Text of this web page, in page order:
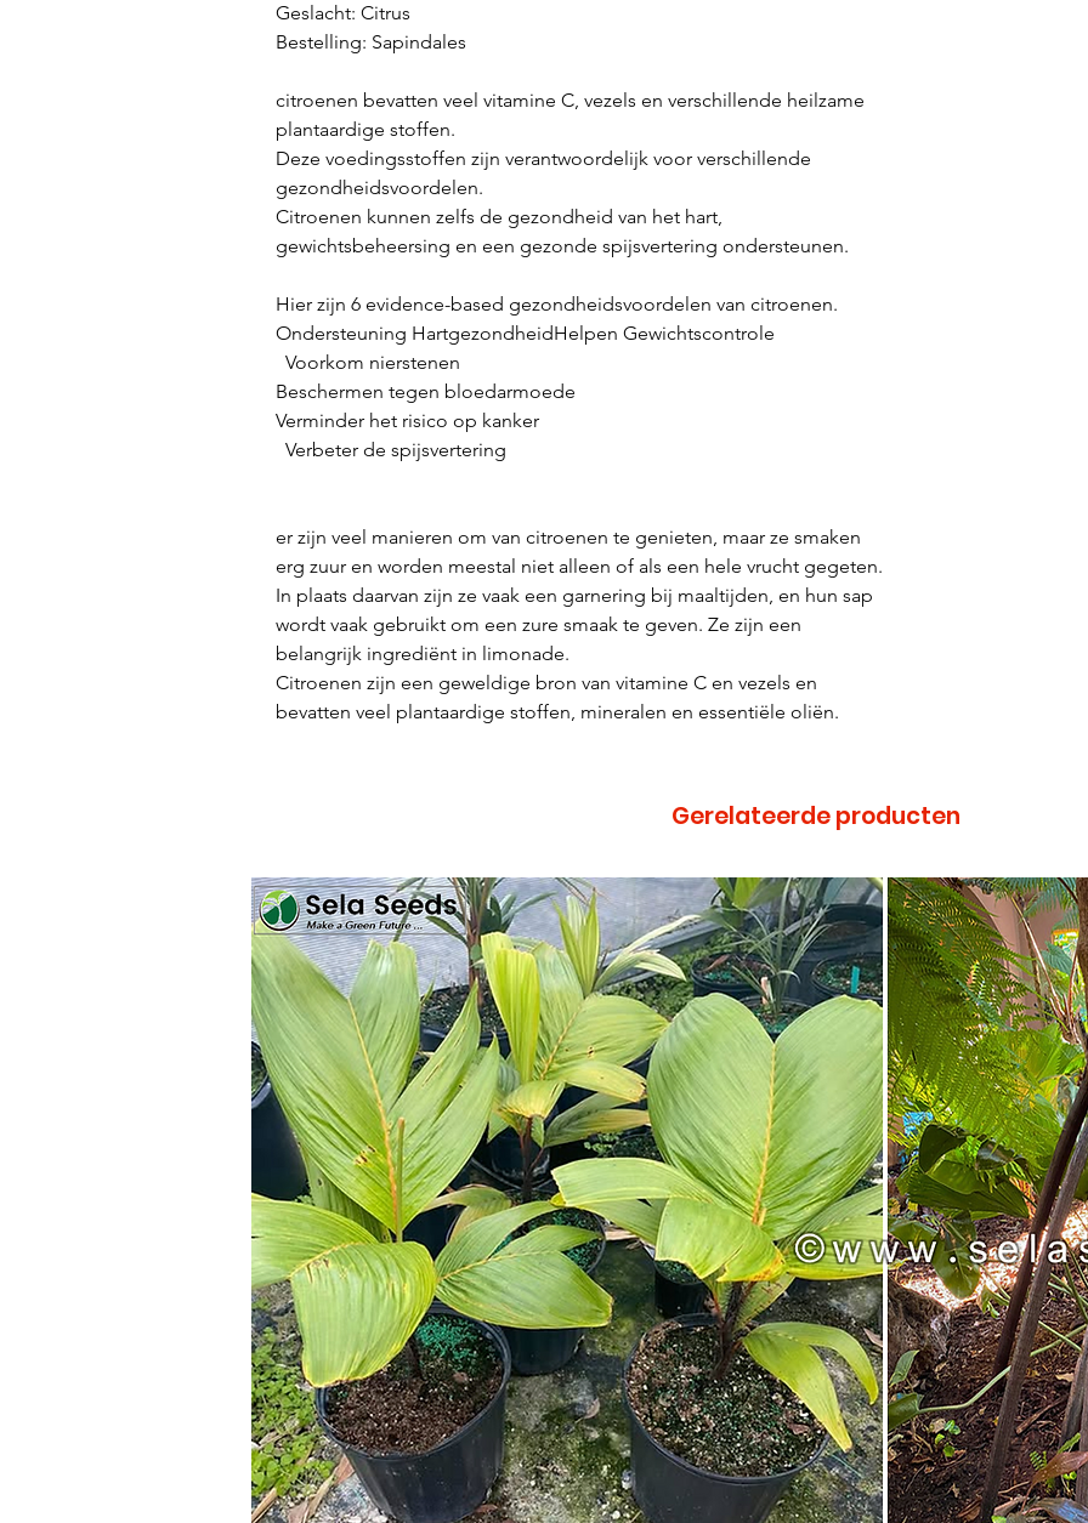
Geslacht: Citrus
Bestelling: Sapindales
citroenen bevatten veel vitamine C, vezels en verschillende heilzame
plantaardige stoffen.
Deze voedingsstoffen zijn verantwoordelijk voor verschillende
gezondheidsvoordelen.
Citroenen kunnen zelfs de gezondheid van het hart,
gewichtsbeheersing en een gezonde spijsvertering ondersteunen.
Hier zijn 6 evidence-based gezondheidsvoordelen van citroenen.
Ondersteuning HartgezondheidHelpen Gewichtscontrole
Voorkom nierstenen
Beschermen tegen bloedarmoede
Verminder het risico op kanker
Verbeter de spijsvertering
er zijn veel manieren om van citroenen te genieten, maar ze smaken
erg zuur en worden meestal niet alleen of als een hele vrucht gegeten.
In plaats daarvan zijn ze vaak een garnering bij maaltijden, en hun sap
wordt vaak gebruikt om een zure smaak te geven. Ze zijn een
belangrijk ingrediënt in limonade.
Citroenen zijn een geweldige bron van vitamine C en vezels en
bevatten veel plantaardige stoffen, mineralen en essentiële oliën.
Gerelateerde producten